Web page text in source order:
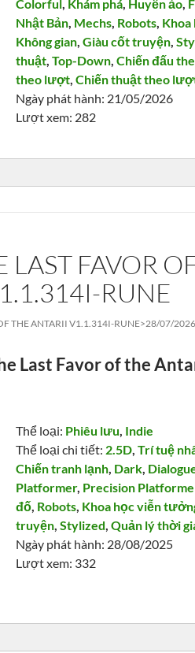
Colorful, Khám phá, Huyền ảo,
Nhật Bản, Mechs, Robots,
Không gian,Giàu cốt truyện,
thuật,Top-Down,Chiến đấu
theo lượt,Chiến thuật theo
Ngày phát hành: 21/05/2026
Lượt xem: 282
LAST FAVOR
RUNE
THE ANTARII V1.1.314I-RUNE>28/07/
Last Favor of the
Thể loại: Phiêu lưu, Indie
Thể loại chi tiết: 2.5D,Trí tuệ
Chiến tranh lạnh, Dark,
Platformer, Precision
đố, Robots, Khoa học viễn
truyện,Stylized,Quản lý thời
Ngày phát hành: 28/08/2025
Lượt xem: 332